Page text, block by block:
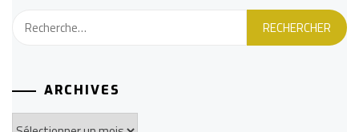
Rechercher :
ARCHIVES
Archives